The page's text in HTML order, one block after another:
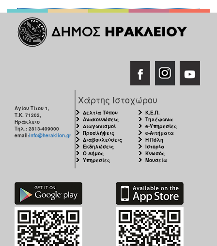
Αγίου Τίτου 1,
Τ.Κ. 71202,
Ηράκλειο
Τηλ.: 2813-409000
email:info@heraklion.gr
Χάρτης Ιστοχώρου
Δελτία Τύπου
Ανακοινώσεις
Διαγωνισμοί
Προσλήψεις
Διαβουλεύσεις
Εκδηλώσεις
Ο Δήμος
Υπηρεσίες
Κ.Ε.Π.
Τηλέφωνα
e-Υπηρεσίες
e-Αιτήματα
Η Πόλη
Ιστορία
Κνωσός
Μουσεία